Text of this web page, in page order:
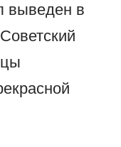
выведен в